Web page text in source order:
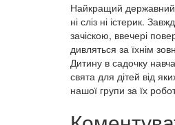
Найкращий державний
ні сліз ні істерик.
зачіскою, ввечері
дивляться за їхнім
Дитину в садочку
свята для дітей від
нашої групи за їх